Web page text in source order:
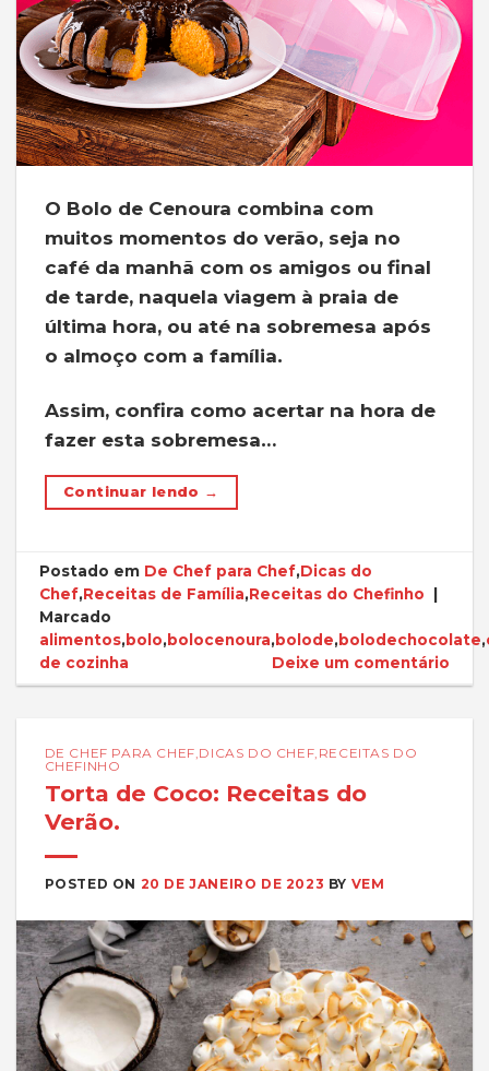
O Bolo de Cenoura combina com
muitos momentos do verão, seja no
café da manhã com os amigos ou final
de tarde, naquela viagem à praia de
última hora, ou até na sobremesa após
o almoço com a família.
Assim, confira como acertar na hora de
fazer esta sobremesa…
Continuar lendo →
Postado em De Chef para Chef,Dicas do
Chef,Receitas de Família,Receitas do Chefinho
Marcado
alimentos,bolo,bolocenoura,bolode,bolodechocolate,
de cozinha
Deixe um comentário
DE CHEF PARA CHEF,DICAS DO CHEF, RECEITAS DO
CHEFINHO
Torta de Coco: Receitas do
Verão.
POSTED ON 20 DE JANEIRO DE 2023 BY VEM